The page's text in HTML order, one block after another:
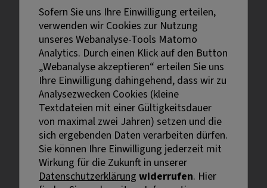
Externe Links sind mit dem Symbol
gekennzeichnet.
Bei personenbezogenen Bezeichnungen wurde aus
Sofern Sie uns Ihre Einwilligung erteilen,
verwenden wir Cookies zur Nutzung
unseres Webanalyse-Tools Matomo
Analytics. Durch einen Klick auf den Button
„Webanalyse akzeptieren“ erteilen Sie uns
Ihre Einwilligung dahingehend, dass wir zu
Analysezwecken Cookies (kleine
Textdateien mit einer Gültigkeitsdauer
von maximal zwei Jahren) setzen und die
sich ergebenden Daten verarbeiten dürfen.
Sie können Ihre Einwilligung jederzeit mit
Wirkung für die Zukunft in unserer
Datenschutzerklärung widerrufen. Hier